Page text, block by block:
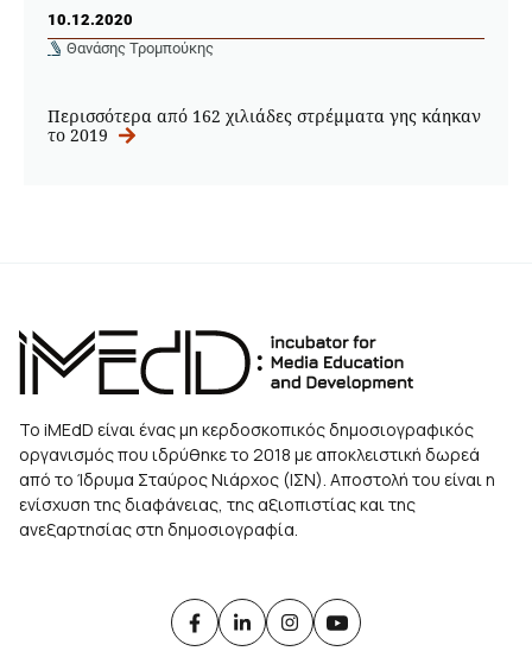
10.12.2020
Θανάσης Τρομπούκης
Περισσότερα από 162 χιλιάδες στρέμματα γης κάηκαν
το 2019
Το iMEdD είναι ένας μη κερδοσκοπικός δημοσιογραφικός
οργανισμός που ιδρύθηκε το 2018 με αποκλειστική δωρεά
από το Ίδρυμα Σταύρος Νιάρχος (ΙΣΝ). Αποστολή του είναι η
ενίσχυση της διαφάνειας, της αξιοπιστίας και της
ανεξαρτησίας στη δημοσιογραφία.